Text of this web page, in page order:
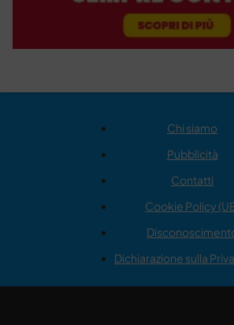
Chi siamo
Pubblicità
Contatti
Cookie Policy
Dichiarazione sulla